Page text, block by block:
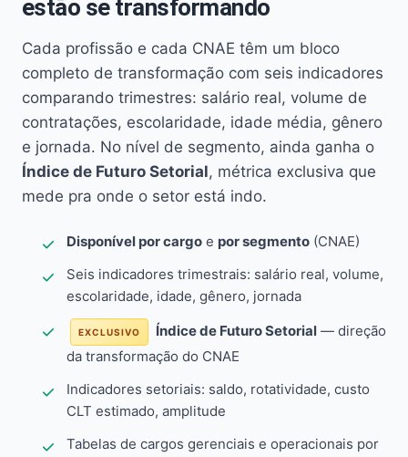
estão se transformando
Cada profissão e cada CNAE têm um bloco
completo de transformação com seis indicadores
comparando trimestres: salário real, volume de
contratações, escolaridade, idade média, gênero
e jornada. No nível de segmento, ainda ganha o
Índice de Futuro Setorial, métrica exclusiva que
mede pra onde o setor está indo.
Disponível por cargo e por segmento (CNAE)
Seis indicadores trimestrais: salário real, volume,
escolaridade, idade, gênero, jornada
EXCLUSIVO Índice de Futuro Setorial — direção
da transformação do CNAE
Indicadores setoriais: saldo, rotatividade, custo
CLT estimado, amplitude
Tabelas de cargos gerenciais e operacionais por